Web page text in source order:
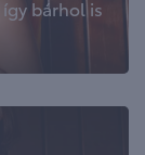
bárhol is